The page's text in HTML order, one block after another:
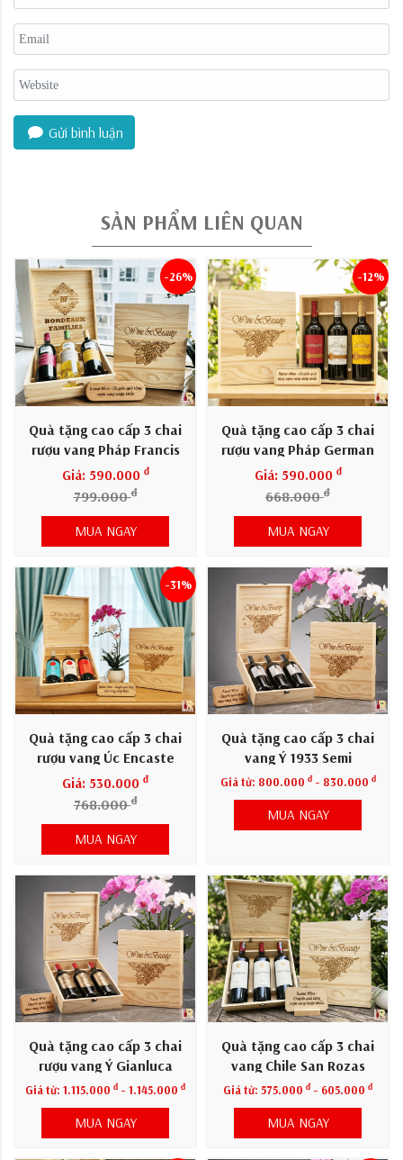
Gửi bình luận
SẢN PHẨM LIÊN QUAN
Quà tặng cao cấp 3 chai
rượu vang Pháp Francis
Gillot
Giá: 590.000 đ
799.000đ
-26%
MUA NGAY
Quà tặng cao cấp 3 chai
rượu vang Pháp German
Giá: 590.000 đ
668.000đ
-12%
MUA NGAY
Quà tặng cao cấp 3 chai
rượu vang Úc Encaste
Giá: 530.000 đ
768.000đ
-31%
MUA NGAY
Quà tặng cao cấp 3 chai
vang Ý 1933 Semi
Giá từ: 800.000 đ- 830.000 đ
MUA NGAY
Quà tặng cao cấp 3 chai
rượu vang Ý Gianluca
Giá từ: 1.115.000 đ- 1.145.000 đ
MUA NGAY
Quà tặng cao cấp 3 chai
vang Chile San Rozas
Giá từ: 575.000 đ- 605.000 đ
MUA NGAY